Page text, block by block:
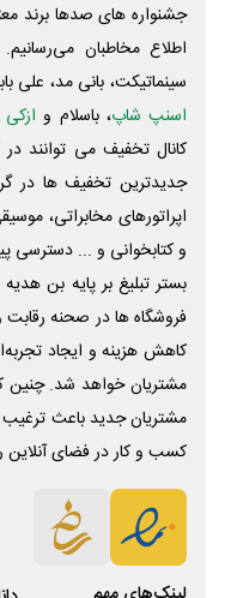
جشنواره های صدها برند
اطلاع مخاطبان می‌رسانیم.
سینماتیکت، بانی مد، علی‌
اسنپ شاپ، باسلام و ازکی
کانال تخفیف می توانند
جدیدترین تخفیف ها در
اپراتورهای مخابراتی،
و کتابخوانی و ... دسترسی
بستر تبلیغ بر پایه بن
فروشگاه ها در صحنه
کاهش هزینه و ایجاد
مشتریان خواهد شد.
مشتریان جدید باعث
کسب و کار در فضای